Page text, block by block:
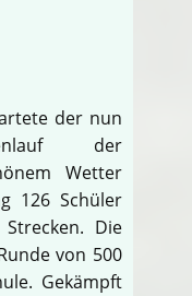
der nun
der
Wetter
126 Schüler
Die
von 500
Gekämpft